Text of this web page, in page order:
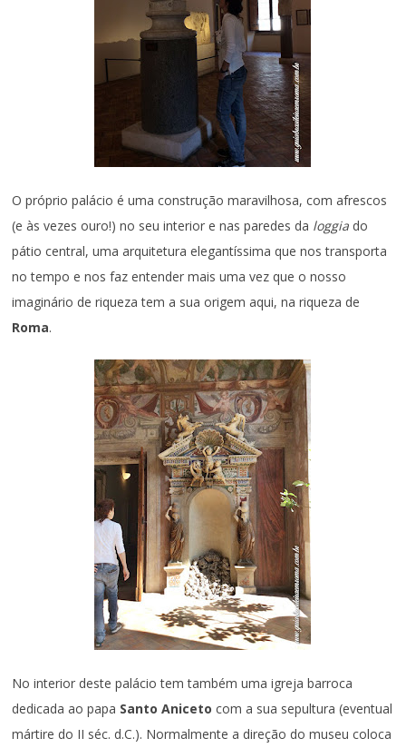
O próprio palácio é uma construção maravilhosa, com afrescos
(e às vezes ouro!) no seu interior e nas paredes da loggia do
pátio central, uma arquitetura elegantíssima que nos transporta
no tempo e nos faz entender mais uma vez que o nosso
imaginário de riqueza tem a sua origem aqui, na riqueza de
Roma.
No interior deste palácio tem também uma igreja barroca
dedicada ao papa Santo Aniceto com a sua sepultura (eventual
mártire do II séc. d.C.). Normalmente a direção do museu coloca